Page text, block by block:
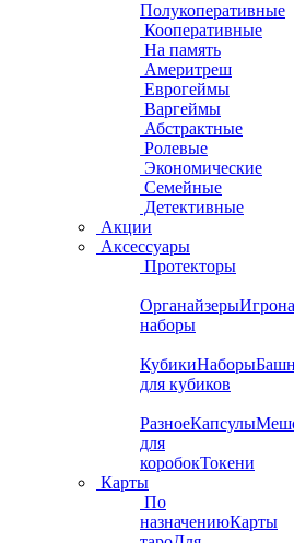
Полукоперативные
Кооперативные
На память
Америтреш
Еврогеймы
Варгеймы
Абстрактные
Ролевые
Экономические
Семейные
Детективные
Акции
Аксессуары
Протекторы
Органайзеры
наборы
КубикиНаборы
для кубиков
РазноеКапсулы
для
коробокТокени
Карты
По
назначениюКарты